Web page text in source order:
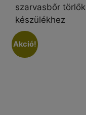
szarvasbőr
készülékhez
Akció!